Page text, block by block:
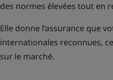
des normes élevées tout en
Elle donne l’assurance que
internationales reconnues,
sur le marché.